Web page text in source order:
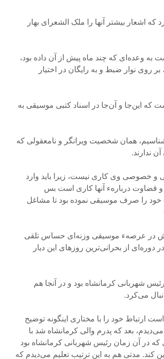
اشعار بیشتر آنها را ملک الشعرای بهار
و نتوانست به‌ وعده‌ای که چند ماه پیش از آن داده بود،
روی نوار ضبط و به رایگان در اختیار
که این‌جا و آن‌جا در اسناد کتبی موسیقی به
همان شخصیت ویرانگر و نامعقولی که
ندارند.
و خصوصی وی کاری نیست، زیرا باید وارد
قضاوت دربارهء آنها کاری است بس‌
را صرف موسیقی نموده بود تا مشاغل‌
در عرصهء موسیقی وزنه‌ای‌ حساس تلقی
از بحرانی‌ترین‌ روزهای این دیار
شهربانی کرمانشاه بود و در آنجا هم
می‌کرد.
ارتباط خود را با مختاری‌ اینگونه توضیح
بعد که پدرم والی کرمانشاه شد با
در آن زمان رئیس شهربانی کرمانشاه‌ بود
کند. مدتی هم به این ترتیب تعلیم‌ می‌دیدم که